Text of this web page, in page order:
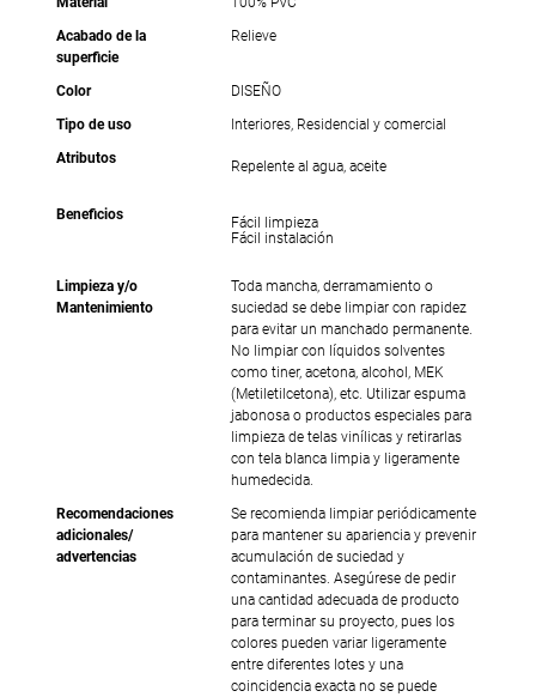
Acabado de la
superficie
Relieve
Color
DISEÑO
Tipo de uso
Interiores, Residencial y comercial
Atributos
Repelente al agua, aceite
Beneficios
Fácil limpieza
Fácil instalación
Limpieza y/o
Mantenimiento
Toda mancha, derramamiento o
suciedad se debe limpiar con rapidez
para evitar un manchado permanente.
No limpiar con líquidos solventes
como tiner, acetona, alcohol, MEK
(Metiletilcetona), etc. Utilizar espuma
jabonosa o productos especiales para
limpieza de telas vinílicas y retirarlas
con tela blanca limpia y ligeramente
humedecida.
Recomendaciones
adicionales/
advertencias
Se recomienda limpiar periódicamente
para mantener su apariencia y prevenir
acumulación de suciedad y
contaminantes. Asegúrese de pedir
una cantidad adecuada de producto
para terminar su proyecto, pues los
colores pueden variar ligeramente
entre diferentes lotes y una
coincidencia exacta no se puede